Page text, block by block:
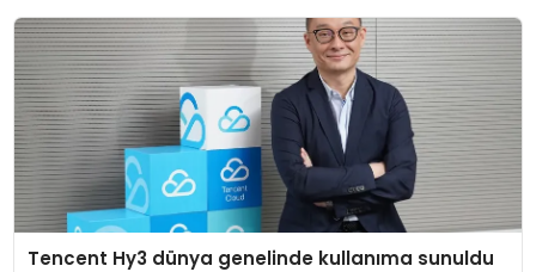
Tencent Hy3 dünya genelinde kullanıma sunuldu